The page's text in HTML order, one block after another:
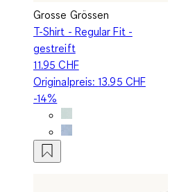
Grosse Grössen
T-Shirt - Regular Fit -
gestreift
11.95 CHF
Originalpreis:13.95 CHF
-14%